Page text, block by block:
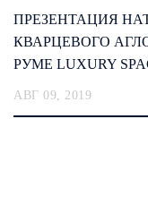
ПРЕЗЕНТАЦИЯ
КВАРЦЕВОГО
РУМЕ LUXURY
АВГ 09, 2019